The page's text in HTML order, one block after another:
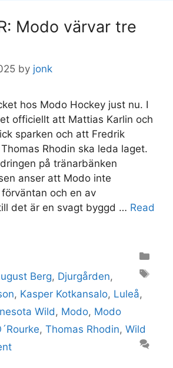
Modo värvar tre
by jonk
hos Modo Hockey just nu. I
officiellt att Mattias Karlin och
sparken och att Fredrik
Rhodin ska leda laget.
på tränarbänken
anser att Modo inte
och en av
det är en svagt byggd … Read
Berg, Djurgården,
, Kasper Kotkansalo, Luleå,
Wild, Modo, Modo
, Thomas Rhodin, Wild